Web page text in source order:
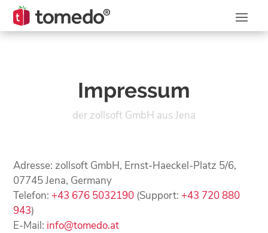
Impressum
der zollsoft GmbH aus Jena
Adresse: zollsoft GmbH, Ernst-Haeckel-Platz 5/6,
07745 Jena, Germany
Telefon: +43 676 5032190 (Support: +43 720 880
943)
E-Mail: info@tomedo.at